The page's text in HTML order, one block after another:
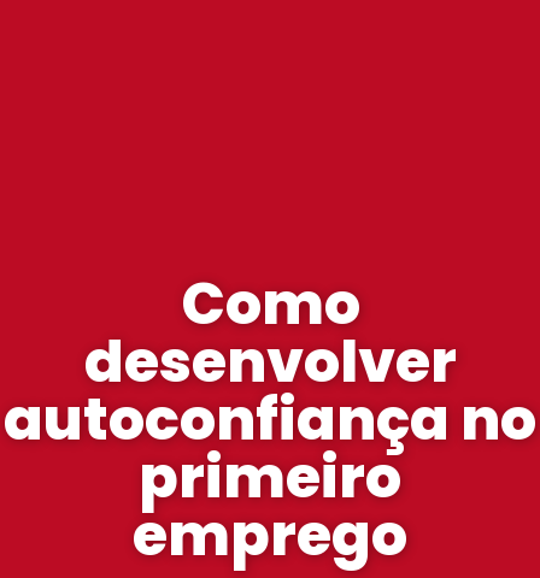
Como
desenvolver
autoconfiança no
primeiro
emprego